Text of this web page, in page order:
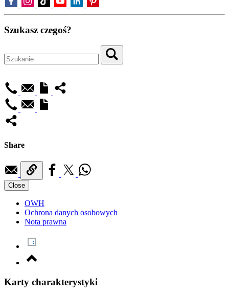
Szukasz czegoś?
Share
Close
OWH
Ochrona danych osobowych
Nota prawna
Karty charakterystyki